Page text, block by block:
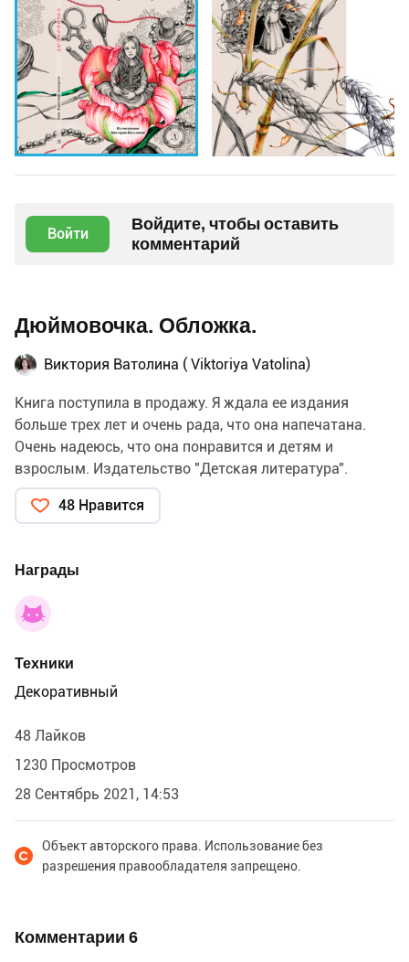
Войти
Войдите, чтобы оставить
комментарий
Дюймовочка. Обложка.
Виктория Ватолина ( Viktoriya Vatolina)
Книга поступила в продажу. Я ждала ее издания
больше трех лет и очень рада, что она напечатана.
Очень надеюсь, что она понравится и детям и
взрослым. Издательство "Детская литература".
48 Нравится
Награды
Техники
Декоративный
48 Лайков
1230 Просмотров
28 Сентябрь 2021, 14:53
Объект авторского права. Использование без
разрешения правообладателя запрещено.
Комментарии 6